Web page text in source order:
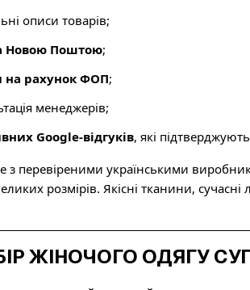
описи товарів;
Новою Поштою;
на рахунок ФОП;
менеджерів;
Google-відгуків, які
перевіреними українськими
розмірів. Якісні тканини,
ЖІНОЧОГО ОДЯГУ